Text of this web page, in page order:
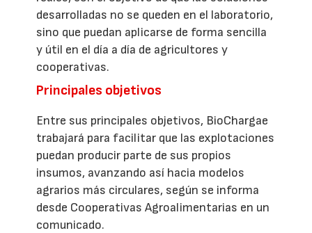
desarrolladas no se queden en el laboratorio,
sino que puedan aplicarse de forma sencilla
y útil en el día a día de agricultores y
cooperativas.
Principales objetivos
Entre sus principales objetivos, BioChargae
trabajará para facilitar que las explotaciones
puedan producir parte de sus propios
insumos, avanzando así hacia modelos
agrarios más circulares, según se informa
desde Cooperativas Agroalimentarias en un
comunicado.